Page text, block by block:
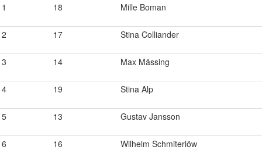
1
18 Mille Boman
2 17 Stina Colliander
3 14 Max Mässing
4 19 Stina Alp
5 13 Gustav Jansson
6 16 Wilhelm Schmiterlöw